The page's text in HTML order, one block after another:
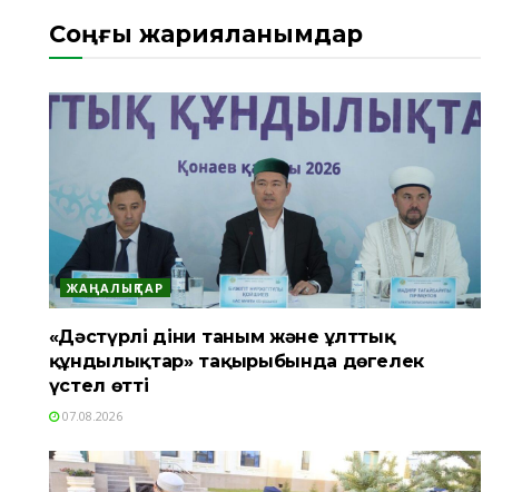
Соңғы жарияланымдар
ЖАҢАЛЫҚТАР
«Дәстүрлі діни таным және ұлттық
құндылықтар» тақырыбында дөңгелек
үстел өтті
07.08.2026